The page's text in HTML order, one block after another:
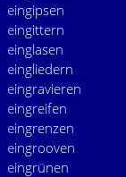
eingipsen
eingittern
einglasen
eingliedern
eingravieren
eingreifen
eingrenzen
eingrooven
eingrünen